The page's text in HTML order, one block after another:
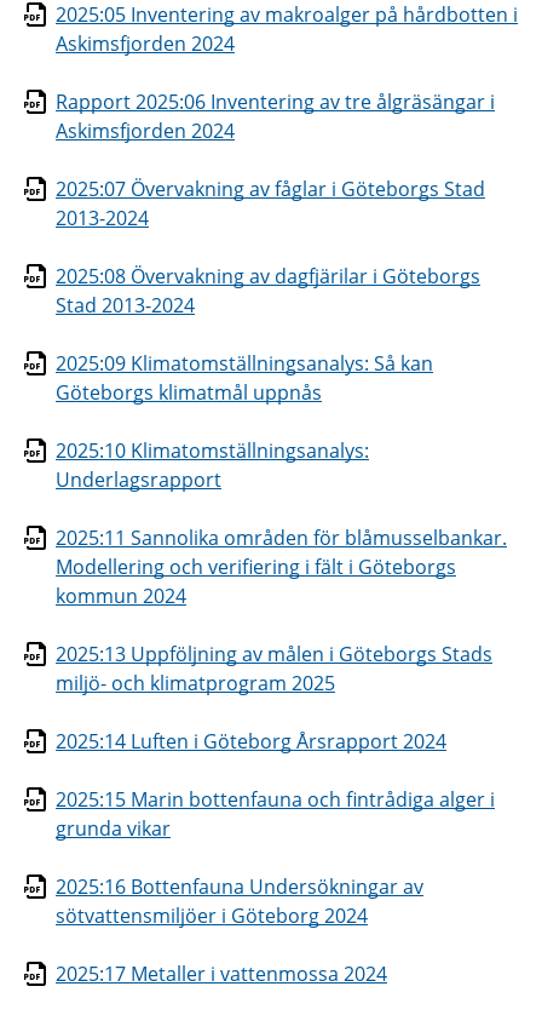
2025:05 Inventering av makroalger på hårdbotten i
Askimsfjorden 2024
Rapport 2025:06 Inventering av tre ålgräsängar i
Askimsfjorden 2024
2025:07 Övervakning av fåglar i Göteborgs Stad
2013-2024
2025:08 Övervakning av dagfjärilar i Göteborgs
Stad 2013-2024
2025:09 Klimatomställningsanalys: Så kan
Göteborgs klimatmål uppnås
2025:10 Klimatomställningsanalys:
Underlagsrapport
2025:11 Sannolika områden för blåmusselbankar.
Modellering och verifiering i fält i Göteborgs
kommun 2024
2025:13 Uppföljning av målen i Göteborgs Stads
miljö- och klimatprogram 2025
2025:14 Luften i Göteborg Årsrapport 2024
2025:15 Marin bottenfauna och fintrådiga alger i
grunda vikar
2025:16 Bottenfauna Undersökningar av
sötvattensmiljöer i Göteborg 2024
2025:17 Metaller i vattenmossa 2024